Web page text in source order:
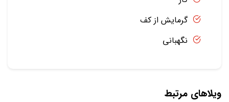
گرمایش از کف
نگهبانی
ویلاهای مرتبط